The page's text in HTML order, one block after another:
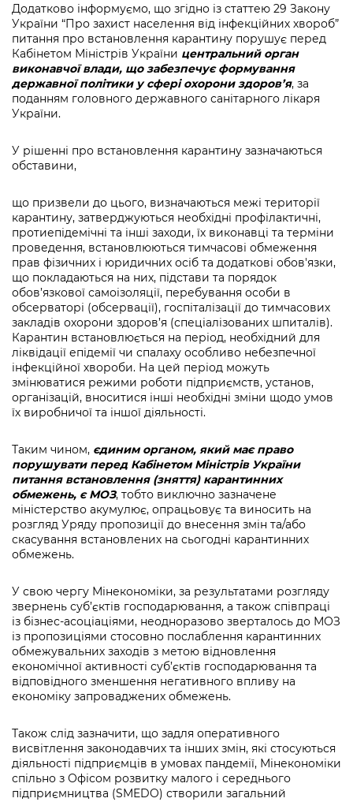
Додатково інформуємо, що згідно із статтею 29 Закону
України “Про захист населення від інфекційних хвороб”
питання про встановлення карантину порушує перед
Кабінетом Міністрів України центральний орган
виконавчої влади, що забезпечує формування
державної політики у сфері охорони здоров’я, за
поданням головного державного санітарного лікаря
України.
У рішенні про встановлення карантину зазначаються
обставини,
що призвели до цього, визначаються межі території
карантину, затверджуються необхідні профілактичні,
протиепідемічні та інші заходи, їх виконавці та терміни
проведення, встановлюються тимчасові обмеження
прав фізичних і юридичних осіб та додаткові обов'язки,
що покладаються на них, підстави та порядок
обов’язкової самоізоляції, перебування особи в
обсерваторі (обсервації), госпіталізації до тимчасових
закладів охорони здоров’я (спеціалізованих шпиталів).
Карантин встановлюється на період, необхідний для
ліквідації епідемії чи спалаху особливо небезпечної
інфекційної хвороби. На цей період можуть
змінюватися режими роботи підприємств, установ,
організацій, вноситися інші необхідні зміни щодо умов
їх виробничої та іншої діяльності.
Таким чином, єдиним органом, який має право
порушувати перед Кабінетом Міністрів України
питання встановлення (зняття) карантинних
обмежень, є МОЗ, тобто виключно зазначене
міністерство акумулює, опрацьовує та виносить на
розгляд Уряду пропозиції до внесення змін та/або
скасування встановлених на сьогодні карантинних
обмежень.
У свою чергу Мінекономіки, за результатами розгляду
звернень суб’єктів господарювання, а також співпраці
із бізнес-асоціаціями, неодноразово зверталось до МОЗ
із пропозиціями стосовно послаблення карантинних
обмежувальних заходів з метою відновлення
економічної активності суб’єктів господарювання та
відповідного зменшення негативного впливу на
економіку запроваджених обмежень.
Також слід зазначити, що задля оперативного
висвітлення законодавчих та інших змін, які стосуються
діяльності підприємців в умовах пандемії, Мінекономіки
спільно з Офісом розвитку малого і середнього
підприємництва (SMEDO) створили загальний